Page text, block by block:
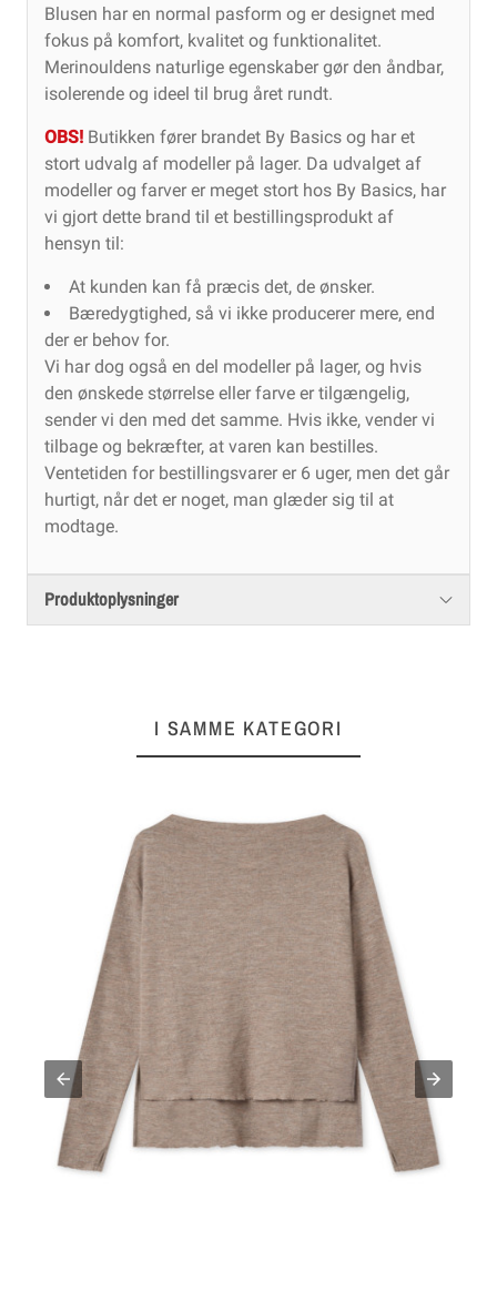
Blusen har en normal pasform og er designet med
fokus på komfort, kvalitet og funktionalitet.
Merinouldens naturlige egenskaber gør den åndbar,
isolerende og ideel til brug året rundt.
OBS! Butikken fører brandet By Basics og har et
stort udvalg af modeller på lager. Da udvalget af
modeller og farver er meget stort hos By Basics, har
vi gjort dette brand til et bestillingsprodukt af
hensyn til:
At kunden kan få præcis det, de ønsker.
Bæredygtighed, så vi ikke producerer mere, end
der er behov for.
Vi har dog også en del modeller på lager, og hvis
den ønskede størrelse eller farve er tilgængelig,
sender vi den med det samme. Hvis ikke, vender vi
tilbage og bekræfter, at varen kan bestilles.
Ventetiden for bestillingsvarer er 6 uger, men det går
hurtigt, når det er noget, man glæder sig til at
modtage.
Produktoplysninger
I SAMME KATEGORI